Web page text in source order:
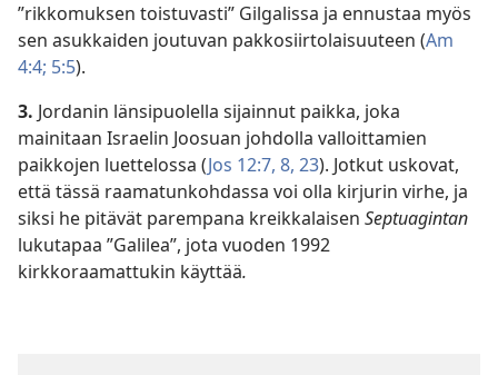
”rikkomuksen toistuvasti” Gilgalissa ja ennustaa myös
sen asukkaiden joutuvan pakkosiirtolaisuuteen (Am
4:4; 5:5).
3. Jordanin länsipuolella sijainnut paikka, joka
mainitaan Israelin Joosuan johdolla valloittamien
paikkojen luettelossa (Jos 12:7, 8, 23). Jotkut uskovat,
että tässä raamatunkohdassa voi olla kirjurin virhe, ja
siksi he pitävät parempana kreikkalaisen Septuagintan
lukutapaa ”Galilea”, jota vuoden 1992
kirkkoraamattukin käyttää.